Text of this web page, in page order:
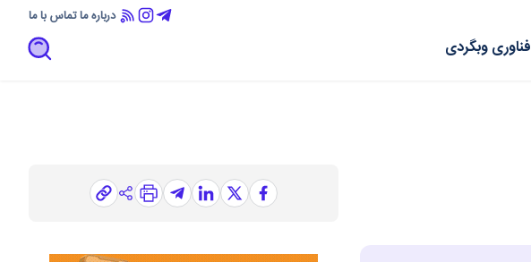
درباره ماتماس با ما
فناوریوبگردی